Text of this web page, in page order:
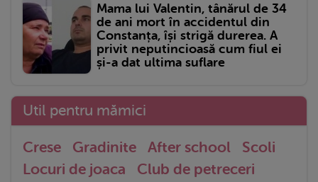
Mama lui Valentin, tânărul de 34
de ani mort în accidentul din
Constanța, își strigă durerea. A
privit neputincioasă cum fiul ei
și-a dat ultima suflare
Util pentru mămici
Crese Gradinite After school
Scoli
Locuri de joaca
Club de petreceri